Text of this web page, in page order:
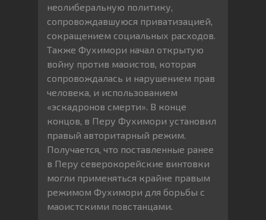
неолиберальную политику,
сопровождавшуюся приватизацией,
сокращением социальных расходов.
Также Фухимори начал открытую
войну против маоистов, которая
сопровождалась и нарушением прав
человека, и использованием
«эскадронов смерти». В конце
концов, в Перу Фухимори установил
правый авторитарный режим.
Получается, что поставленные ранее
в Перу северокорейские винтовки
могли применяться крайне правым
режимом Фухимори для борьбы с
маоистскими повстанцами.